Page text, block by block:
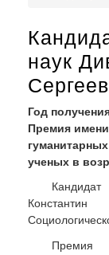
наук
Год
Премия
ученых в
Премия